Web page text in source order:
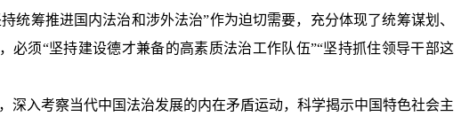
统筹推进国内法治和涉外法治”作为迫切需要，充分体现了统筹谋划、
须“坚持建设德才兼备的高素质法治工作队伍”“坚持抓住领导干部这
入考察当代中国法治发展的内在矛盾运动，科学揭示中国特色社会主